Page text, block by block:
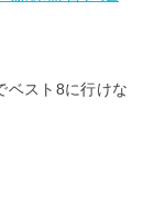
ベスト8に行けな